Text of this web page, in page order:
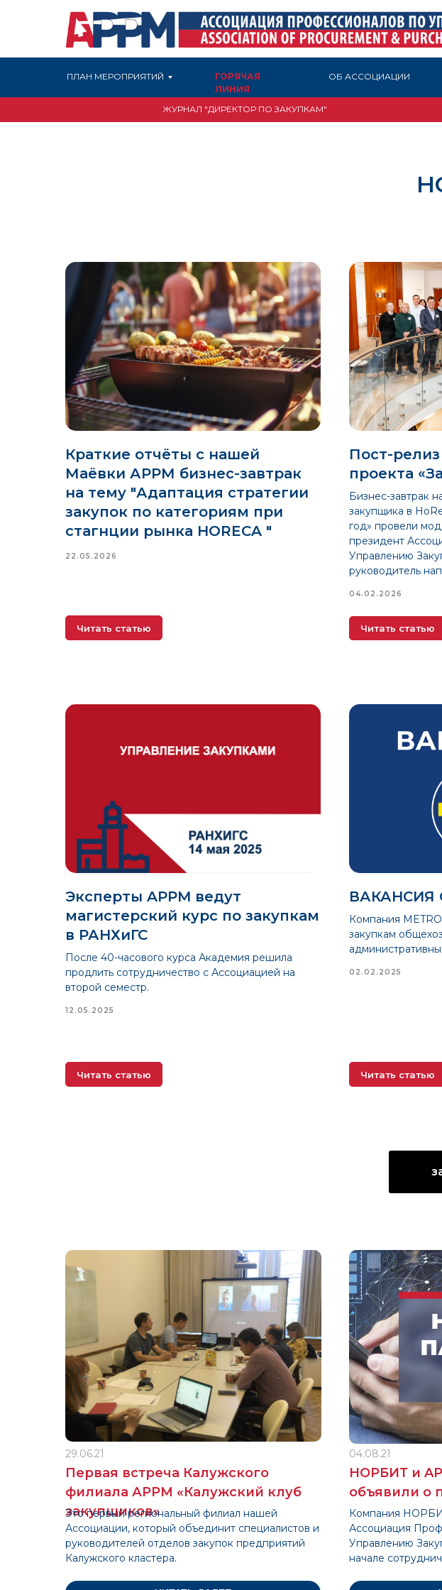
ПЛАН МЕРОПРИЯТИЙ
ГОРЯЧАЯ
ЛИНИЯ
ОБ АССОЦИАЦИИ
ЖУРНАЛ "ДИРЕКТОР ПО ЗАКУПКАМ"
Краткие отчёты с нашей
Маёвки АРРМ бизнес-завтрак
на тему "Адаптация стратегии
закупок по категориям при
стагнции рынка HORECA "
22.05.2026
Читать статью
Пост-
проекта
Бизнес-завтрак
закупщика в
год» провели
президент
Управлению
руководитель
04.02.2026
Читать статью
Эксперты APPM ведут
магистерский курс по закупкам
в РАНХиГС
После 40-часового курса Академия решила
продлить сотрудничество с Ассоциацией на
второй семестр.
12.05.2025
Читать статью
ВАКАНСИЯ
Компания
закупкам
02.02.2025
Читать статью
Первая встреча Калужского
филиала АРРМ «Калужский клуб
закупщиков»
НОРБИТ и
объявили о
Это первый региональный филиал нашей
Ассоциации, который объединит специалистов и
руководителей отделов закупок предприятий
Калужского кластера.
Компания
Ассоциация
Управлению
начале
29.06.21 04.08.21